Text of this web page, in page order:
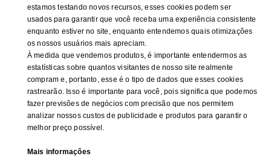
estamos testando novos recursos, esses cookies podem ser
usados ​​para garantir que você receba uma experiência consistente
enquanto estiver no site, enquanto entendemos quais otimizações
os nossos usuários mais apreciam.
À medida que vendemos produtos, é importante entendermos as
estatísticas sobre quantos visitantes de nosso site realmente
compram e, portanto, esse é o tipo de dados que esses cookies
rastrearão. Isso é importante para você, pois significa que podemos
fazer previsões de negócios com precisão que nos permitem
analizar nossos custos de publicidade e produtos para garantir o
melhor preço possível.
Mais informações